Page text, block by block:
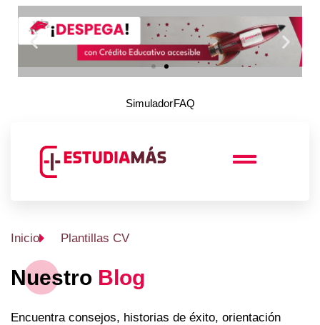
SimuladorFAQ
Inicio Plantillas CV
Nuestro Blog
Encuentra consejos, historias de éxito, orientación